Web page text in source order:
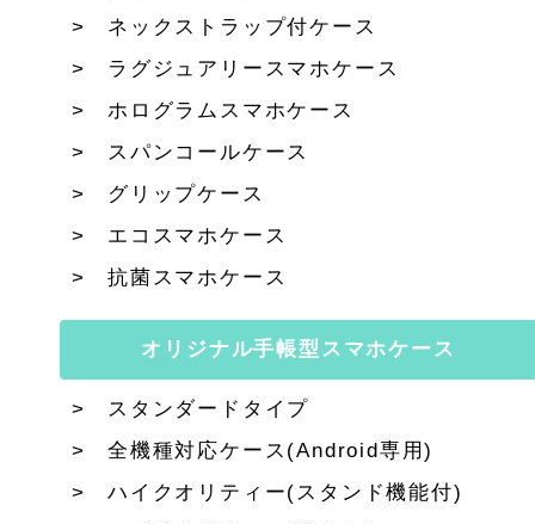
ネックストラップ付ケース
ラグジュアリースマホケース
ホログラムスマホケース
スパンコールケース
グリップケース
エコスマホケース
抗菌スマホケース
オリジナル手帳型スマホケース
スタンダードタイプ
全機種対応ケース(Android専用)
ハイクオリティー(スタンド機能付)